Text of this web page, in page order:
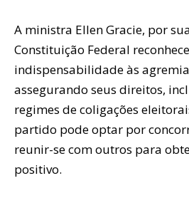
A ministra Ellen Gracie, por
Constituição Federal
indispensabilidade às
assegurando seus direitos,
regimes de coligações
partido pode optar por
reunir-se com outros para
positivo.